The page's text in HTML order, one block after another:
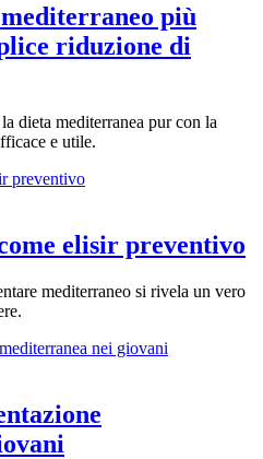
più
riduzione di
dieta mediterranea pur con la
e utile.
elisir preventivo
mediterraneo si rivela un vero